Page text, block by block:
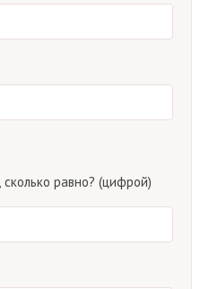
равно? (цифрой)